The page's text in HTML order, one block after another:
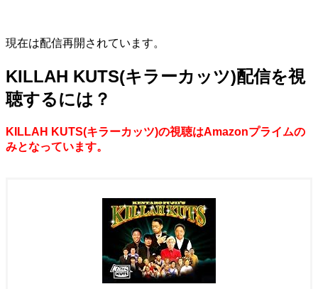
現在は配信再開されています。
KILLAH KUTS(キラーカッツ)配信を視
聴するには？
KILLAH KUTS(キラーカッツ)の視聴はAmazonプライムの
みとなっています。